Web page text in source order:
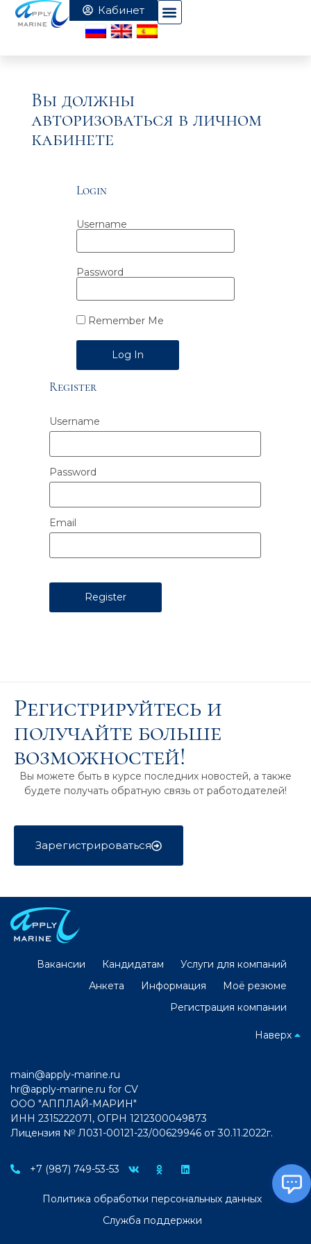
Вы должны
авторизоваться в личном
кабинете
Login
Username
Password
Remember Me
Alternative:
Register
Username
Password
Email
Регистрируйтесь и
получайте больше
возможностей!
Вы можете быть в курсе последних новостей, а также
будете получать обратную связь от работодателей!
Зарегистрироваться
Вакансии Кандидатам
Услуги для компаний
Анкета
Информация
Моё резюме
Регистрация компании
Наверх
main@apply-marine.ru
hr@apply-marine.ru for CV
ООО "АППЛАЙ-МАРИН"
ИНН 2315222071, ОГРН 1212300049873
Лицензия № Л031-00121-23/00629946 от 30.11.2022г.
+7 (987) 749-53-53
Политика обработки персональных данных
Служба поддержки